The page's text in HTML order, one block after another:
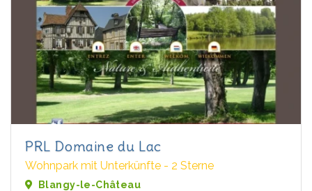
PRL Domaine du Lac
Wohnpark mit Unterkünfte - 2 Sterne
Blangy-le-Château